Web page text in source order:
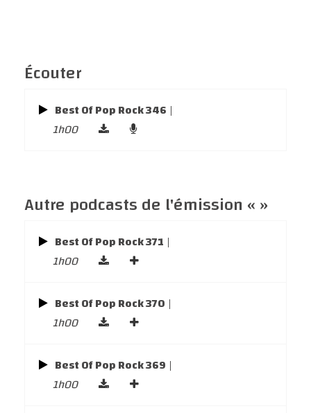
Écouter
Best Of Pop Rock 346 |
1h00
Autre podcasts de l'émission « »
Best Of Pop Rock 371 |
1h00
Best Of Pop Rock 370 |
1h00
Best Of Pop Rock 369 |
1h00